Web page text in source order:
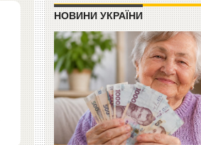
НОВИНИ УКРАЇНИ